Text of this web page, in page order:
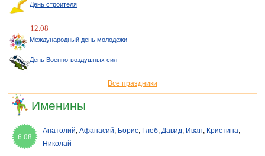
День строителя
12.08
Международный день молодежи
День Военно-воздушных сил
Все праздники
Именины
6.08
Анатолий,Афанасий, Борис, Глеб,Давид, Иван, Кристина,
Николай